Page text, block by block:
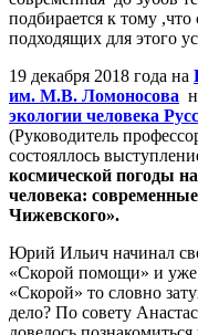
подбирается к тому
подходящих для этого
19 декабря 2018 года на
им. М.В. Ломоносова
экологии человека
(Руководитель
состояллось
космической погоды
человека:
Чижевского».
Юрий Ильич начинал
«Скорой помощи» и уже
«Скорой» то словно
дело? По совету